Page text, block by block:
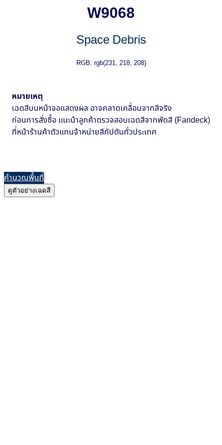
W9068
Space Debris
RGB: rgb(231, 218, 208)
หมายเหตุ
เฉดสีบนหน้าจอแสดงผล อาจคลาดเคลื่อนจากสีจริง
ก่อนการสั่งซื้อ แนะน้าลูกค้าตรวจสอบเฉดสีจากพัดสี (Fandeck)
ที่หน้าร้านค้าตัวแทนจ้าหน่ายสีกัปตันทั่วประเทศ
คำนวณพื้นที่
ดูตัวอย่างเฉดสี